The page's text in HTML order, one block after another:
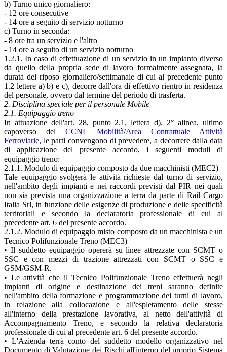
b) Turno unico giornaliero:
- 12 ore consecutive
- 14 ore a seguito di servizio notturno
c) Turno in seconda:
- 8 ore tra un servizio e l'altro
- 14 ore a seguito di un servizio notturno
1.2.1. In caso di effettuazione di un servizio in un impianto diverso
da quello della propria sede di lavoro formalmente assegnata, la
durata del riposo giornaliero/settimanale di cui al precedente punto
1.2 lettere a) b) e c), decorre dall'ora di effettivo rientro in residenza
del personale, ovvero dal termine del periodo di trasferta.
2. Disciplina speciale per il personale Mobile
2.1. Equipaggio treno
In attuazione dell'art. 28, punto 2.1, lettera d), 2° alinea, ultimo
capoverso del CCNL Mobilità/Area Contrattuale Attività
Ferroviarie, le parti convengono di prevedere, a decorrere dalla data
di applicazione del presente accordo, i seguenti moduli di
equipaggio treno:
2.1.1. Modulo di equipaggio composto da due macchinisti (MEC2)
Tale equipaggio svolgerà le attività richieste dal turno di servizio,
nell'ambito degli impianti e nei raccordi previsti dal PIR nei quali
non sia prevista una organizzazione a terra da parte di Rail Cargo
Italia Srl, in funzione delle esigenze di produzione e delle specificità
territoriali e secondo la declaratoria professionale di cui al
precedente art. 6 del presente accordo.
2.1.2. Modulo di equipaggio misto composto da un macchinista e un
Tecnico Polifunzionale Treno (MEC3)
• Il suddetto equipaggio opererà su linee attrezzate con SCMT o
SSC e con mezzi di trazione attrezzati con SCMT o SSC e
GSM/GSM-R.
• Le attività che il Tecnico Polifunzionale Treno effettuerà negli
impianti di origine e destinazione dei treni saranno definite
nell'ambito della formazione e programmazione dei turni di lavoro,
in relazione alla collocazione e all'espletamento delle stesse
all'interno della prestazione lavorativa, al netto dell'attività di
Accompagnamento Treno, e secondo la relativa declaratoria
professionale di cui al precedente art. 6 del presente accordo.
• L'Azienda terrà conto del suddetto modello organizzativo nel
Documento di Valutazione dei Rischi all'interno del proprio Sistema